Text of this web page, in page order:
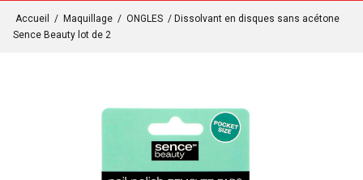
Accueil / Maquillage / ONGLES / Dissolvant en disques sans acétone
Sence Beauty lot de 2